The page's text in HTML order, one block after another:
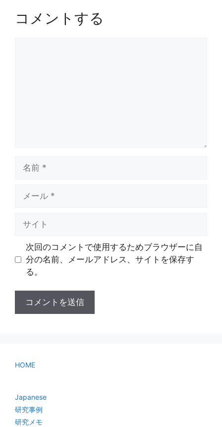
コメントする
次回のコメントで使用するためブラウザーに自
分の名前、メールアドレス、サイトを保存す
る。
HOME
Japanese
研究事例
研究メモ